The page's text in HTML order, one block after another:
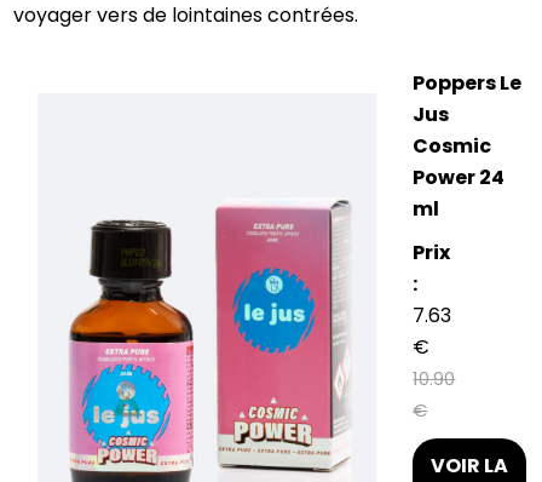
voyager vers de lointaines contrées.
Poppers Le
Jus
Cosmic
Power 24
ml
Prix
:
7.63
€
10.90
€
VOIR LA